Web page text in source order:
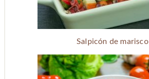
Salpicón de marisco